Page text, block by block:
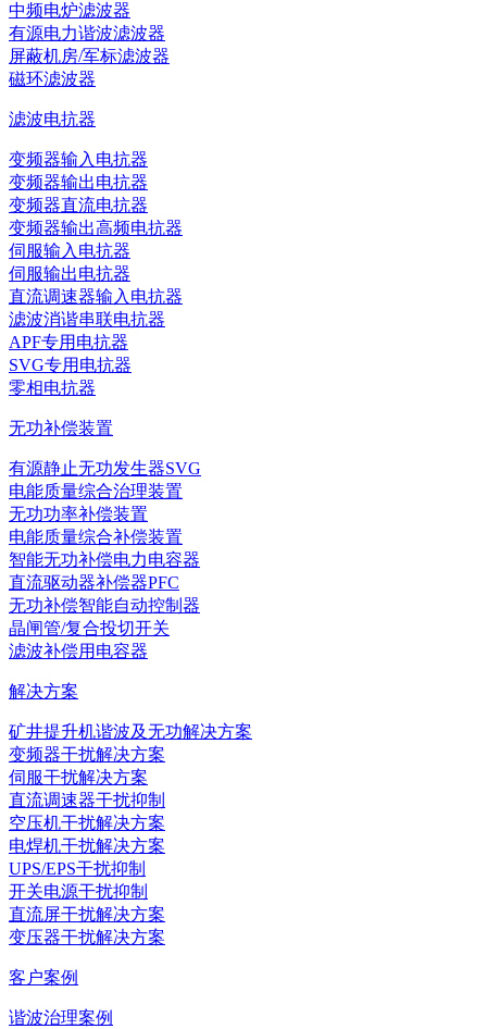
中频电炉滤波器
有源电力谐波滤波器
屏蔽机房/军标滤波器
磁环滤波器
滤波电抗器
变频器输入电抗器
变频器输出电抗器
变频器直流电抗器
变频器输出高频电抗器
伺服输入电抗器
伺服输出电抗器
直流调速器输入电抗器
滤波消谐串联电抗器
APF专用电抗器
SVG专用电抗器
零相电抗器
无功补偿装置
有源静止无功发生器SVG
电能质量综合治理装置
无功功率补偿装置
电能质量综合补偿装置
智能无功补偿电力电容器
直流驱动器补偿器PFC
无功补偿智能自动控制器
晶闸管/复合投切开关
滤波补偿用电容器
解决方案
矿井提升机谐波及无功解决方案
变频器干扰解决方案
伺服干扰解决方案
直流调速器干扰抑制
空压机干扰解决方案
电焊机干扰解决方案
UPS/EPS干扰抑制
开关电源干扰抑制
直流屏干扰解决方案
变压器干扰解决方案
客户案例
谐波治理案例